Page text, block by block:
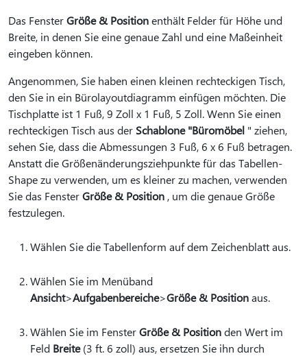
Das FensterGröße & Positionenthält Felder für Höhe und
Breite, in denen Sie eine genaue Zahl und eine Maßeinheit
eingeben können.
Angenommen, Sie haben einen kleinen rechteckigen Tisch,
den Sie in ein Bürolayoutdiagramm einfügen möchten. Die
Tischplatte ist 1 Fuß, 9 Zoll x 1 Fuß, 5 Zoll. Wenn Sie einen
rechteckigen Tisch aus der Schablone "Büromöbel " ziehen,
sehen Sie, dass die Abmessungen 3 Fuß, 6 x 6 Fuß betragen.
Anstatt die Größenänderungsziehpunkte für das Tabellen-
Shape zu verwenden, um es kleiner zu machen, verwenden
Sie das FensterGröße & Position , um die genaue Größe
festzulegen.
Wählen Sie die Tabellenform auf dem Zeichenblatt aus.
Wählen Sie im Menüband
Ansicht>Aufgabenbereiche>Größe & Positionaus.
Wählen Sie im FensterGröße & Positionden Wert im
Feld Breite(3 ft. 6 zoll) aus, ersetzen Sie ihn durch